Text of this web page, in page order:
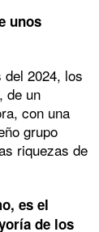
unos
2024, los
de un
con una
grupo
riquezas de
es el
de los